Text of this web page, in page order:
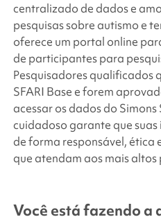
centralizado de dados e
pesquisas sobre autismo e
oferece um portal online
de participantes para
Pesquisadores qualificados
SFARI Base e forem
acessar os dados do Simons
cuidadoso garante que
de forma responsável, ética
que atendam aos mais altos
Você está fazendo a